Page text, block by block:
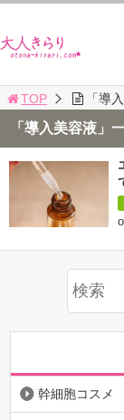
TOP 「導
「導入美容液」
幹細胞コスメ